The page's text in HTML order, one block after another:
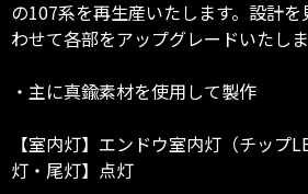
の107系を再生産いたします。設計
わせて各部をアップグレードいたしま
・主に真鍮素材を使用して製作
【室内灯】エンドウ室内灯（チップ
灯・尾灯】点灯